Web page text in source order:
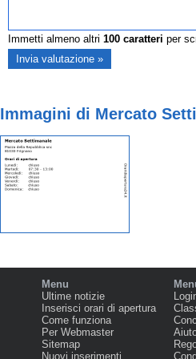
Immetti almeno altri 100caratteri per
Immagini di Mercato
Menu
Ultime notizie
Inserisci orari di apertura
Come funziona
Per Webmaster
Sitemap
Nuovi inserimenti